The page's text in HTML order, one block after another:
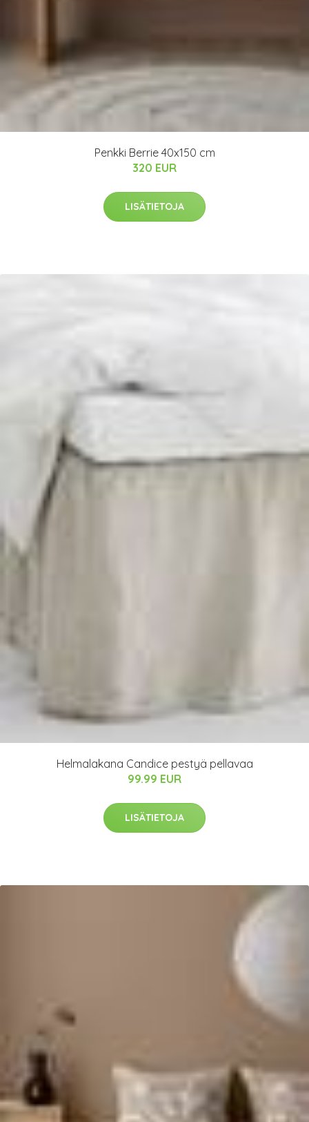
Penkki Berrie 40x150 cm
320 EUR
LISÄTIETOJA
Helmalakana Candice pestyä pellavaa
99.99 EUR
LISÄTIETOJA